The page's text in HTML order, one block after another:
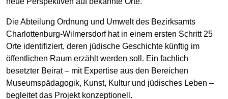
Die Abteilung Ordnung und Umwelt des Bezirksamts
Charlottenburg-Wilmersdorf hat in einem ersten Schritt 25
Orte identifiziert, deren jüdische Geschichte künftig im
öffentlichen Raum erzählt werden soll. Ein fachlich
besetzter Beirat – mit Expertise aus den Bereichen
Museumspädagogik, Kunst, Kultur und jüdisches Leben –
begleitet das Projekt konzeptionell.